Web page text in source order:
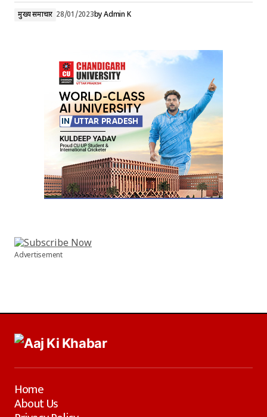
मुख्य समाचार 28/01/2023byAdmin K
Advertisement
Home
About Us